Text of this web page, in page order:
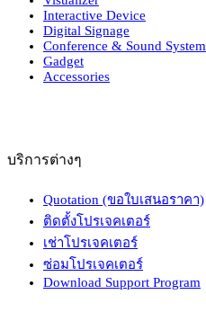
Interactive Device
Digital Signage
Conference & Sound System
Gadget
Accessories
บริการต่างๆ
Quotation (ขอใบเสนอราคา)
ติดตั้งโปรเจคเตอร์
เช่าโปรเจคเตอร์
ซ่อมโปรเจคเตอร์
Download Support Program